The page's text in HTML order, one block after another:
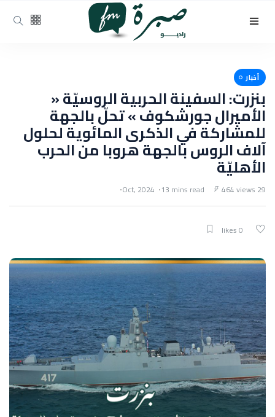
أخبار
بنزرت: السفينة الحربية الروسيّة «
الأميرال جورشكوف » تحلّ بالجهة
للمشاركة في الذكرى المائوية لحلول
آلاف الروس بالجهة هروبا من الحرب
الأهليّة
29 Oct, 2024
13 mins read 464 views